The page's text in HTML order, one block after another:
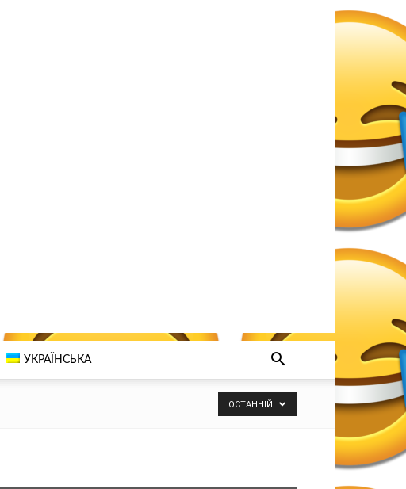
УКРАЇНСЬКА
ОСТАННІЙ